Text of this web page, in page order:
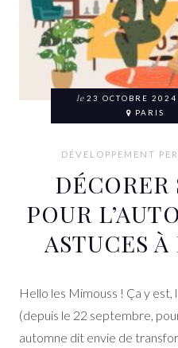
le 23 OCTOBRE 2024
PARIS
DÉVELOPPEMENT
DÉCORER
POUR
ASTUCES
Hello les Mimouss ! Ça y
(depuis le 22 septembre,
automne dit envie de